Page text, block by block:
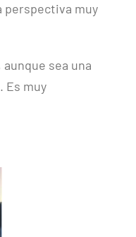
perspectiva muy
sea una
Es muy